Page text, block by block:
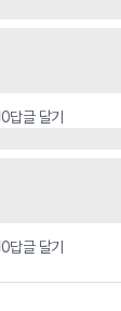
0답글 달기
0답글 달기